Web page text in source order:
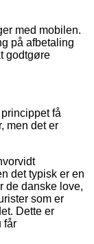
med mobilen.
på afbetaling
godtgøre
få
men det er
det typisk er en
de danske love,
som er
Dette er
får